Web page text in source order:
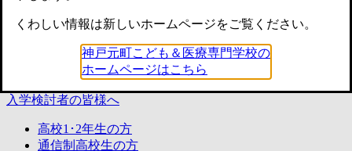
入学検討者の皆様へ
高校1･2年生の方
通信制高校生の方
くわしい情報は新しいホームページをご覧ください。
神戸元町こども＆医療専門学校の
ホームページはこちら